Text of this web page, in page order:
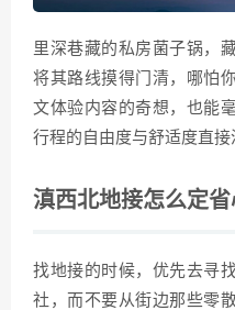
里深巷藏的私房菌子锅，
将其路线摸得门清，哪怕
文体验内容的奇想，也能
行程的自由度与舒适度直接
滇西北地接怎么定省
找地接的时候，优先去寻
社，而不要从街边那些零